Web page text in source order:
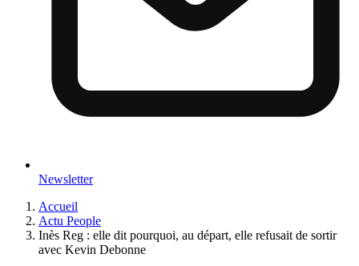
Newsletter
Accueil
Actu People
Inès Reg : elle dit pourquoi, au départ, elle refusait de sortir
avec Kevin Debonne